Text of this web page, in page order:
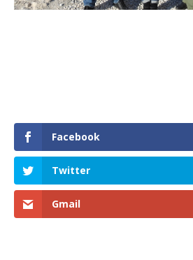
Facebook
Twitter
Gmail